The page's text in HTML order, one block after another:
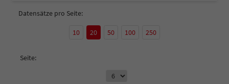
Datensätze pro Seite:
10 20 50 100 250
Seite: